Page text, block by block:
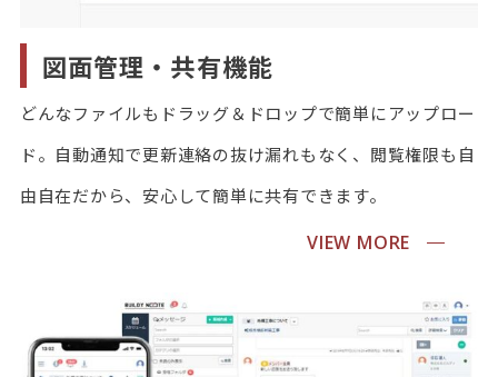
図面管理・共有機能
どんなファイルもドラッグ＆ドロップで簡単にアップロー
ド。自動通知で更新連絡の抜け漏れもなく、閲覧権限も自
由自在だから、安心して簡単に共有できます。
VIEW MORE